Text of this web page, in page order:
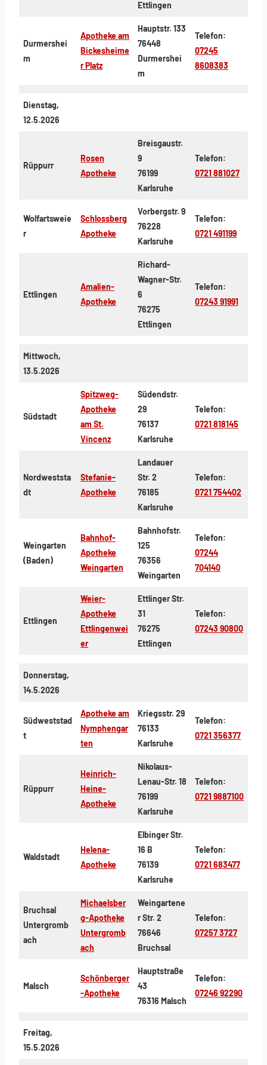
Ettlingen
Durmershei
m
Apotheke am
Bickesheime
r Platz
Hauptstr. 133
76448
Durmershei
m
Telefon:
07245
8608383
Dienstag,
12.5.2026
Rüppurr
Rosen
Apotheke
Breisgaustr.
9
76199
Karlsruhe
Telefon:
0721 881027
Wolfartsweie
r
Schlossberg
Apotheke
Vorbergstr. 9
76228
Karlsruhe
Telefon:
0721 491199
Ettlingen
Amalien-
Apotheke
Richard-
Wagner-Str.
6
76275
Ettlingen
Telefon:
07243 91991
Mittwoch,
13.5.2026
Südstadt
Spitzweg-
Apotheke
am St.
Vincenz
Südendstr.
29
76137
Karlsruhe
Telefon:
0721 818145
Nordweststa
dt
Stefanie-
Apotheke
Landauer
Str. 2
76185
Karlsruhe
Telefon:
0721 754402
Weingarten
(Baden)
Bahnhof-
Apotheke
Weingarten
Bahnhofstr.
125
76356
Weingarten
Telefon:
07244
704140
Ettlingen
Weier-
Apotheke
Ettlingenwei
er
Ettlinger Str.
31
76275
Ettlingen
Telefon:
07243 90800
Donnerstag,
14.5.2026
Südweststad
t
Apotheke am
Nymphengar
ten
Kriegsstr. 29
76133
Karlsruhe
Telefon:
0721 356377
Rüppurr
Heinrich-
Heine-
Apotheke
Nikolaus-
Lenau-Str. 18
76199
Karlsruhe
Telefon:
0721 9887100
Waldstadt
Helena-
Apotheke
Elbinger Str.
16 B
76139
Karlsruhe
Telefon:
0721 683477
Bruchsal
Untergromb
ach
Michaelsber
g-Apotheke
Untergromb
ach
Weingartene
r Str. 2
76646
Bruchsal
Telefon:
07257 3727
Malsch
Schönberger
-Apotheke
Hauptstraße
43
76316 Malsch
Telefon:
07246 92290
Freitag,
15.5.2026